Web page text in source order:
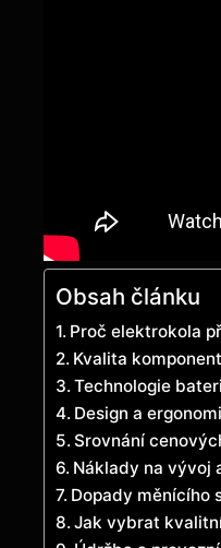
Obsah článku
Proč elektrokola
Kvalita
Technologie
Design a
Srovnání
Náklady na vývoj
Dopady měnícího
Jak vybrat